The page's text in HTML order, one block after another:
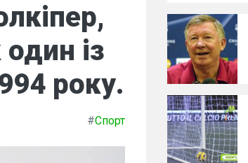
із
року.
#Спорт